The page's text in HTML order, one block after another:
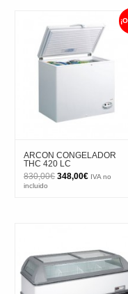
ARCON CONGELADOR
THC 420 LC
830,00€ El
348,00€ElIVA no
incluido